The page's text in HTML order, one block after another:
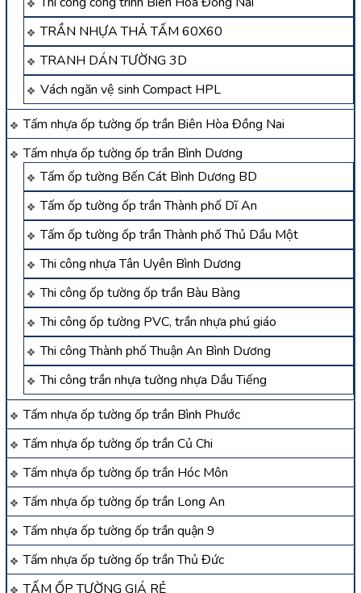
TRẦN NHỰA THẢ TẤM 60X60
TRANH DÁN TƯỜNG 3D
Vách ngăn vệ sinh Compact HPL
Tấm nhựa ốp tường ốp trần Biên Hòa Đồng Nai
Tấm nhựa ốp tường ốp trần Bình Dương
Tấm ốp tường Bến Cát Bình Dương BD
Tấm ốp tường ốp trần Thành phố Dĩ An
Tấm ốp tường ốp trần Thành phố Thủ Dầu Một
Thi công nhựa Tân Uyên Bình Dương
Thi công ốp tường ốp trần Bàu Bàng
Thi công ốp tường PVC, trần nhựa phú giáo
Thi công Thành phố Thuận An Bình Dương
Thi công trần nhựa tường nhựa Dầu Tiếng
Tấm nhựa ốp tường ốp trần Bình Phước
Tấm nhựa ốp tường ốp trần Củ Chi
Tấm nhựa ốp tường ốp trần Hóc Môn
Tấm nhựa ốp tường ốp trần Long An
Tấm nhựa ốp tường ốp trần quận 9
Tấm nhựa ốp tường ốp trần Thủ Đức
TẤM ỐP TƯỜNG GIÁ RẺ